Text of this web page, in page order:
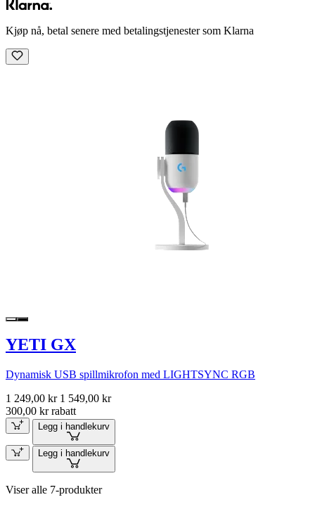
Kjøp nå, betal senere med betalingstjenester som Klarna
YETI GX
Dynamisk USB spillmikrofon med LIGHTSYNC RGB
1 249,00 kr 1 549,00 kr
300,00 kr rabatt
Legg i handlekurv
Legg i handlekurv
Viser alle 7-produkter